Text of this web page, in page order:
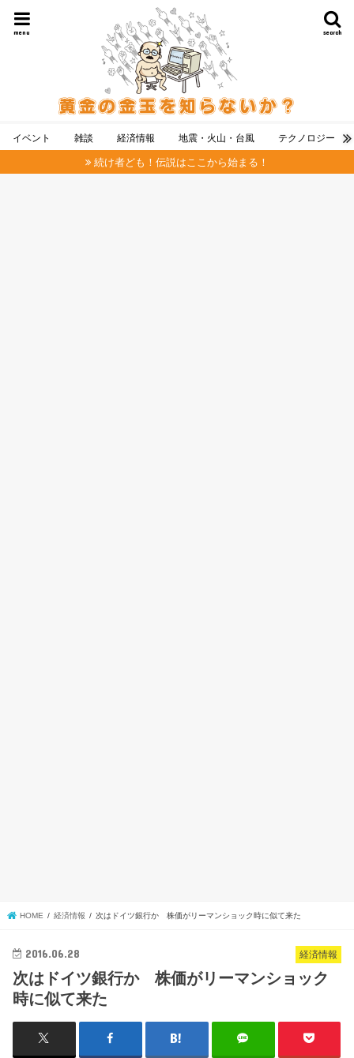
search
menu
イベント 雑談 経済情報 地震・火山・台風 テクノロジー
続け者ども！伝説はここから始まる！
HOME 経済情報 次はドイツ銀行か 株価がリーマンショック時に似て来た
経済情報
2016.06.28
次はドイツ銀行か 株価がリーマンショック
時に似て来た